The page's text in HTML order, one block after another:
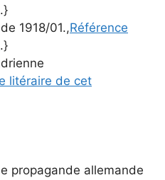
.}
1918/01.,Référence
.}
litéraire de cet
propagande allemande